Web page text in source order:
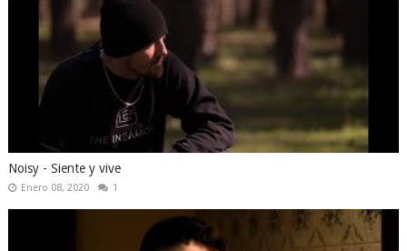
Noisy - Siente y vive
Enero 08, 2020 1